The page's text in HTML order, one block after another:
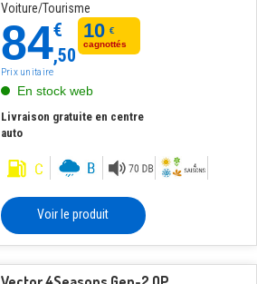
Voiture/Tourisme
84€
,50
10 €
cagnottés
Prix unitaire
En stock web
Livraison gratuite en centre
auto
Voir le produit